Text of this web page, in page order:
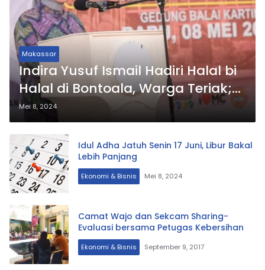
Makassar
Indira Yusuf Ismail Hadiri Halal bi
Halal di Bontoala, Warga Teriak;
Lanjutkan Kebaikan Demi Rakyat
Mei 8, 2024
Idul Adha Jatuh Senin 17 Juni, Libur Bakal
Lebih Panjang
Ekonomi & Bisnis Mei 8, 2024
Camat Wajo dan Sekcam Sharing-
Evaluasi bersama Petugas Kebersihan
Ekonomi & Bisnis September 9, 2017